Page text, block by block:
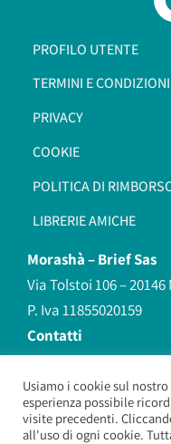
PROFILO UTENTE
TERMINI E CONDIZIONI
PRIVACY
COOKIE
POLITICA DI
LIBRERIE AMICHE
Morashà –Brief Sas
Via Tolstoi 106 –
P. Iva 11855020159
Contatti
redazione@morasha.it
339 8596707
(anche Whatsapp)
Usiamo i cookie sul
esperienza possibile
visite precedenti.
all'uso di ogni cookie.